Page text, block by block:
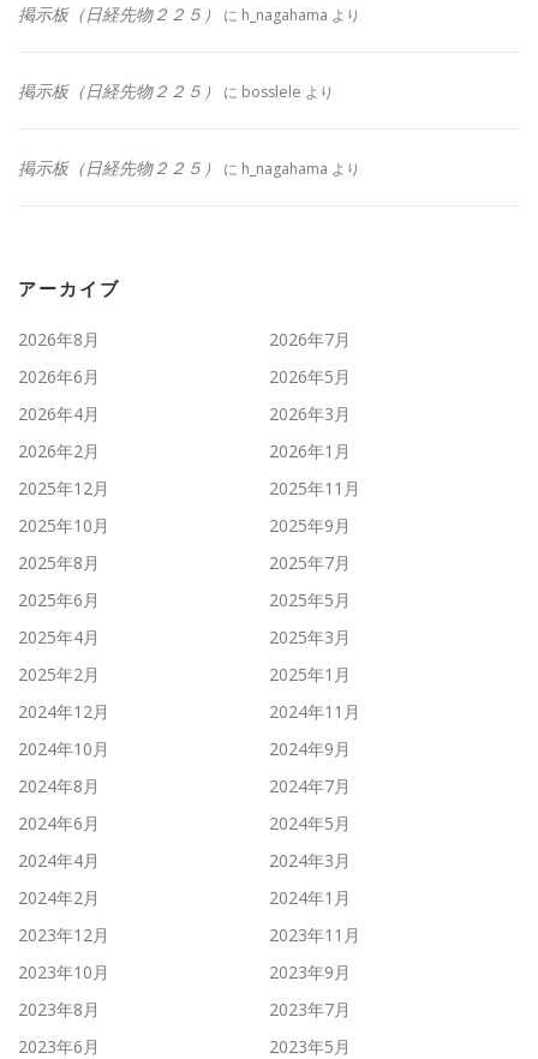
掲示板（日経先物２２５） に h_nagahama より
掲示板（日経先物２２５） に bosslele より
掲示板（日経先物２２５） に h_nagahama より
アーカイブ
2026年8月
2026年7月
2026年6月
2026年5月
2026年4月
2026年3月
2026年2月
2026年1月
2025年12月
2025年11月
2025年10月
2025年9月
2025年8月
2025年7月
2025年6月
2025年5月
2025年4月
2025年3月
2025年2月
2025年1月
2024年12月
2024年11月
2024年10月
2024年9月
2024年8月
2024年7月
2024年6月
2024年5月
2024年4月
2024年3月
2024年2月
2024年1月
2023年12月
2023年11月
2023年10月
2023年9月
2023年8月
2023年7月
2023年6月
2023年5月